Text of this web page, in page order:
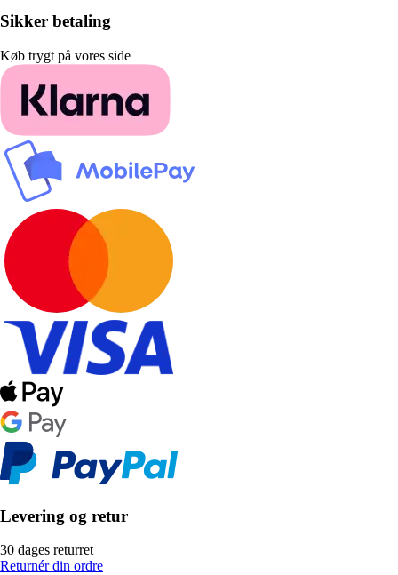
Sikker betaling
Køb trygt på vores side
Levering og retur
30 dages returret
Returnér din ordre